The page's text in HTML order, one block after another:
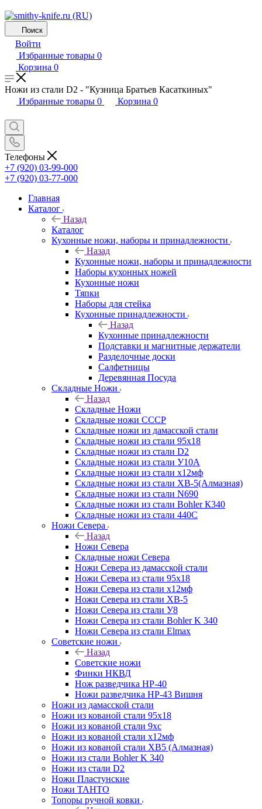
Поиск
Войти
Избранные товары 0
Корзина 0
Ножи из стали D2 - "Кузница Братьев Касаткиных"
Избранные товары 0 Корзина 0
Телефоны
+7 (920) 03-99-000
+7 (920) 03-77-000
Главная
Каталог
Назад
Каталог
Кухонные ножи, наборы и принадлежности
Назад
Кухонные ножи, наборы и принадлежности
Наборы кухонных ножей
Кухонные ножи
Тяпки
Наборы для стейка
Кухонные принадлежности
Назад
Кухонные принадлежности
Подставки и магнитные держатели
Разделочные доски
Салфетницы
Деревянная Посуда
Складные Ножи
Назад
Складные Ножи
Cкладные ножи СССР
Складные ножи из дамасской стали
Складные ножи из стали 95х18
Складные ножи из стали D2
Складные ножи из стали У10А
Складные ножи из стали х12мф
Складные ножи из стали ХВ-5(Алмазная)
Складные ножи из стали N690
Складные ножи из стали Bohler К340
Складные ножи из стали 440С
Ножи Севера
Назад
Ножи Севера
Складные ножи Севера
Ножи Севера из дамасской стали
Ножи Севера из стали 95х18
Ножи Севера из стали х12мф
Ножи Севера из стали ХВ-5
Ножи Севера из стали У8
Ножи Севера из стали Bohler K 340
Ножи Севера из стали Elmax
Советские ножи
Назад
Советские ножи
Финки НКВД
Нож разведчика НР-40
Ножи разведчика НР-43 Вишня
Ножи из дамасской стали
Ножи из кованой стали 95х18
Ножи из кованой стали 9хс
Ножи из кованой стали х12мф
Ножи из кованой стали ХВ5 (Алмазная)
Ножи из стали Bohler K 340
Ножи из стали D2
Ножи Пластунские
Ножи ТАНТО
Топоры ручной ковки